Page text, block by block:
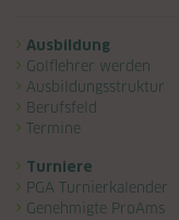
Navigation überspringen
Ausbildung
Golflehrer werden
Ausbildungsstruktur
Berufsfeld
Termine
Turniere
PGA Turnierkalender
Genehmigte ProAms